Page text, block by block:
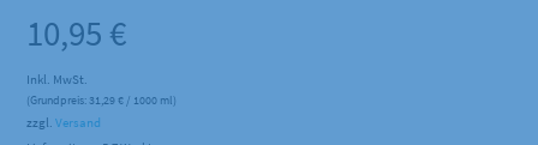
10,95 €
Inkl. MwSt.
(Grundpreis: 31,29 € / 1000 ml)
zzgl.Versand